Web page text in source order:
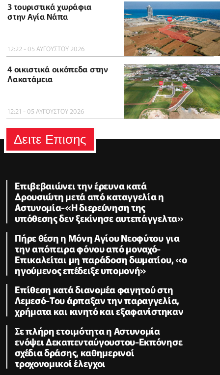
3 τουριστικά χωράφια
στην Αγία Νάπα
12:22 - 05 ΑΥΓΟΥΣΤΟΥ 2026
4 οικιστικά οικόπεδα στην
Λακατάμεια
12:21 - 05 ΑΥΓΟΥΣΤΟΥ 2026
Δειτε Επισης
Επιβεβαιώνει την έρευνα κατά
Δρουσιώτη μετά από καταγγελία η
Αστυνομία-«Η διερεύνηση της
υπόθεσης δεν ξεκίνησε αυτεπάγγελτα»
Πήρε θέση η Μόνη Αγίου Νεοφύτου για
την απόπειρα φόνου από μοναχό-
Επικαλείται μη παράδοση δωματίου, «ο
ηγούμενος επέδειξε υπομονή»
Επίθεση κατά διανομέα φαγητού στη
Λεμεσό-Του άρπαξαν την παραγγελία,
χρήματα και κινητό και εξαφανίστηκαν
Σε πλήρη ετοιμότητα η Αστυνομία
ενόψει Δεκαπενταύγουστου-Εκπόνησε
σχέδια δράσης, καθημερινοί
τροχονομικοί έλεγχοι